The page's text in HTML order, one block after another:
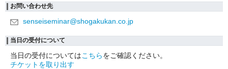
お問い合わせ先
senseiseminar@shogakukan.co.jp
当日の受付について
当日の受付についてはこちらをご確認ください。
チケットを取り出す